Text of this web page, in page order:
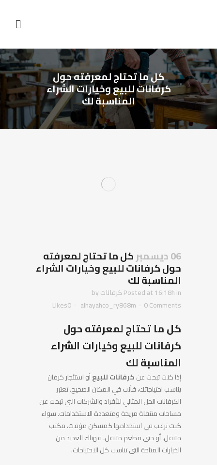
كل ما تحتاج لمعرفته حول
كرفانات للبيع وخيارات الشراء
المناسبة لك
06 ديسمبر كل ما تحتاج لمعرفته
حول كرفانات للبيع وخيارات الشراء
المناسبة لك
Posted at 16:18hin كرفاناتby
alhayahco_ry868m
0 Comments
0
Likes
كل ما تحتاج لمعرفته حول
كرفانات للبيعوخيارات الشراء
المناسبة لك
إذا كنت تبحث عنكرفانات للبيعأو استئجار كرفان
يناسب احتياجاتك، فأنت في المكان الصحيح. تعتبر
الكرفانات الحل المثالي للأفراد والشركات التي تبحث عن
مساحات متنقلة مريحة ومتعددة الاستخدامات. سواء
كنت ترغب في استخدامها كمسكن مؤقت، مكتب
متنقل، أو حتى مطعم متنقل، فهناك العديد من
الخيارات المتاحة التي تناسب كل الاحتياجات.